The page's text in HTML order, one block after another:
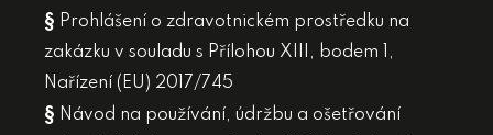
§ Prohlášení o zdravotnickém prostředku na
zakázku v souladu s Přílohou XIII, bodem 1,
Nařízení (EU) 2017/745
§ Návod na používání, údržbu a ošetřování